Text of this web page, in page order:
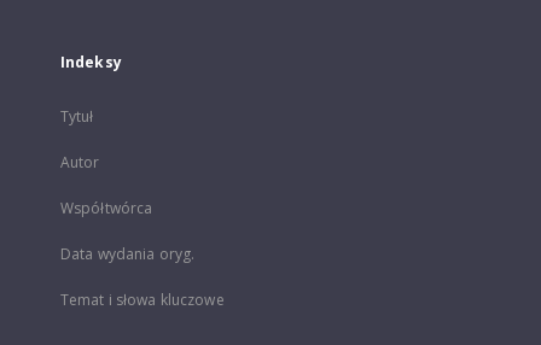
Indeksy
Tytuł
Autor
Współtwórca
Data wydania oryg.
Temat i słowa kluczowe